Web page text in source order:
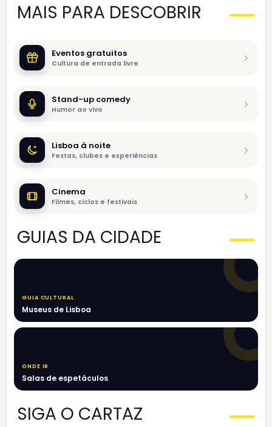
MAIS PARA DESCOBRIR
Eventos gratuitos
Cultura de entrada livre
Stand-up comedy
Humor ao vivo
Lisboa à noite
Festas, clubes e experiências
Cinema
Filmes, ciclos e festivais
GUIAS DA CIDADE
GUIA CULTURAL
Museus de Lisboa
ONDE IR
Salas de espetáculos
SIGA O CARTAZ